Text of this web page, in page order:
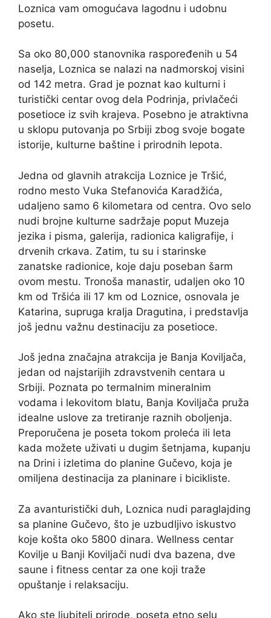
Loznica vam omogućava lagodnu i udobnu
posetu.
Sa oko 80,000 stanovnika raspoređenih u 54
naselja, Loznica se nalazi na nadmorskoj visini
od 142 metra. Grad je poznat kao kulturni i
turistički centar ovog dela Podrinja, privlačeći
posetioce iz svih krajeva. Posebno je atraktivna
u sklopu putovanja po Srbiji zbog svoje bogate
istorije, kulturne baštine i prirodnih lepota.
Jedna od glavnih atrakcija Loznice je Tršić,
rodno mesto Vuka Stefanovića Karadžića,
udaljeno samo 6 kilometara od centra. Ovo selo
nudi brojne kulturne sadržaje poput Muzeja
jezika i pisma, galerija, radionica kaligrafije, i
drvenih crkava. Zatim, tu su i starinske
zanatske radionice, koje daju poseban šarm
ovom mestu. Tronoša manastir, udaljen oko 10
km od Tršića ili 17 km od Loznice, osnovala je
Katarina, supruga kralja Dragutina, i predstavlja
još jednu važnu destinaciju za posetioce.
Još jedna značajna atrakcija je Banja Koviljača,
jedan od najstarijih zdravstvenih centara u
Srbiji. Poznata po termalnim mineralnim
vodama i lekovitom blatu, Banja Koviljača pruža
idealne uslove za tretiranje raznih oboljenja.
Preporučena je poseta tokom proleća ili leta
kada možete uživati u dugim šetnjama, kupanju
na Drini i izletima do planine Gučevo, koja je
omiljena destinacija za planinare i bicikliste.
Za avanturistički duh, Loznica nudi paraglajding
sa planine Gučevo, što je uzbudljivo iskustvo
koje košta oko 5800 dinara. Wellness centar
Kovilje u Banji Koviljači nudi dva bazena, dve
saune i fitness centar za one koji traže
opuštanje i relaksaciju.
Ako ste ljubitelj prirode, poseta etno selu